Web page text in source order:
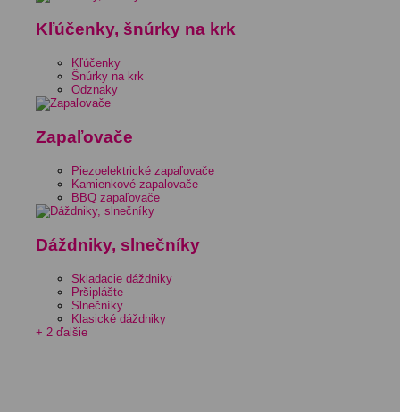
Kľúčenky, šnúrky na krk
Kľúčenky
Šnúrky na krk
Odznaky
Zapaľovače
Piezoelektrické zapaľovače
Kamienkové zapalovače
BBQ zapaľovače
Dáždniky, slnečníky
Skladacie dáždniky
Pršiplášte
Slnečníky
Klasické dáždniky
+ 2 ďalšie